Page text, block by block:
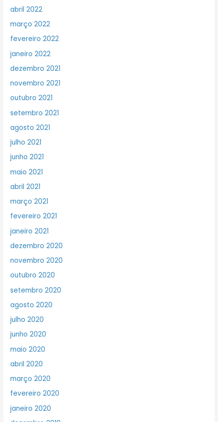
abril 2022
março 2022
fevereiro 2022
janeiro 2022
dezembro 2021
novembro 2021
outubro 2021
setembro 2021
agosto 2021
julho 2021
junho 2021
maio 2021
abril 2021
março 2021
fevereiro 2021
janeiro 2021
dezembro 2020
novembro 2020
outubro 2020
setembro 2020
agosto 2020
julho 2020
junho 2020
maio 2020
abril 2020
março 2020
fevereiro 2020
janeiro 2020